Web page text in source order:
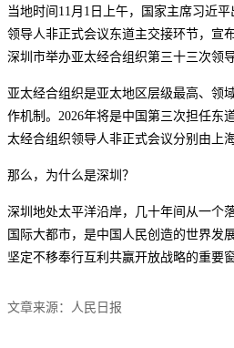
当地时间11月1日上午，国家主席习近
领导人非正式会议东道主交接环节，宣
深圳市举办亚太经合组织第三十三次领
亚太经合组织是亚太地区层级最高、领
作机制。2026年将是中国第三次担任东
太经合组织领导人非正式会议分别由上
那么，为什么是深圳？
深圳地处太平洋沿岸，几十年间从一个
国际大都市，是中国人民创造的世界发
坚定不移奉行互利共赢开放战略的重要窗
文章来源：人民日报